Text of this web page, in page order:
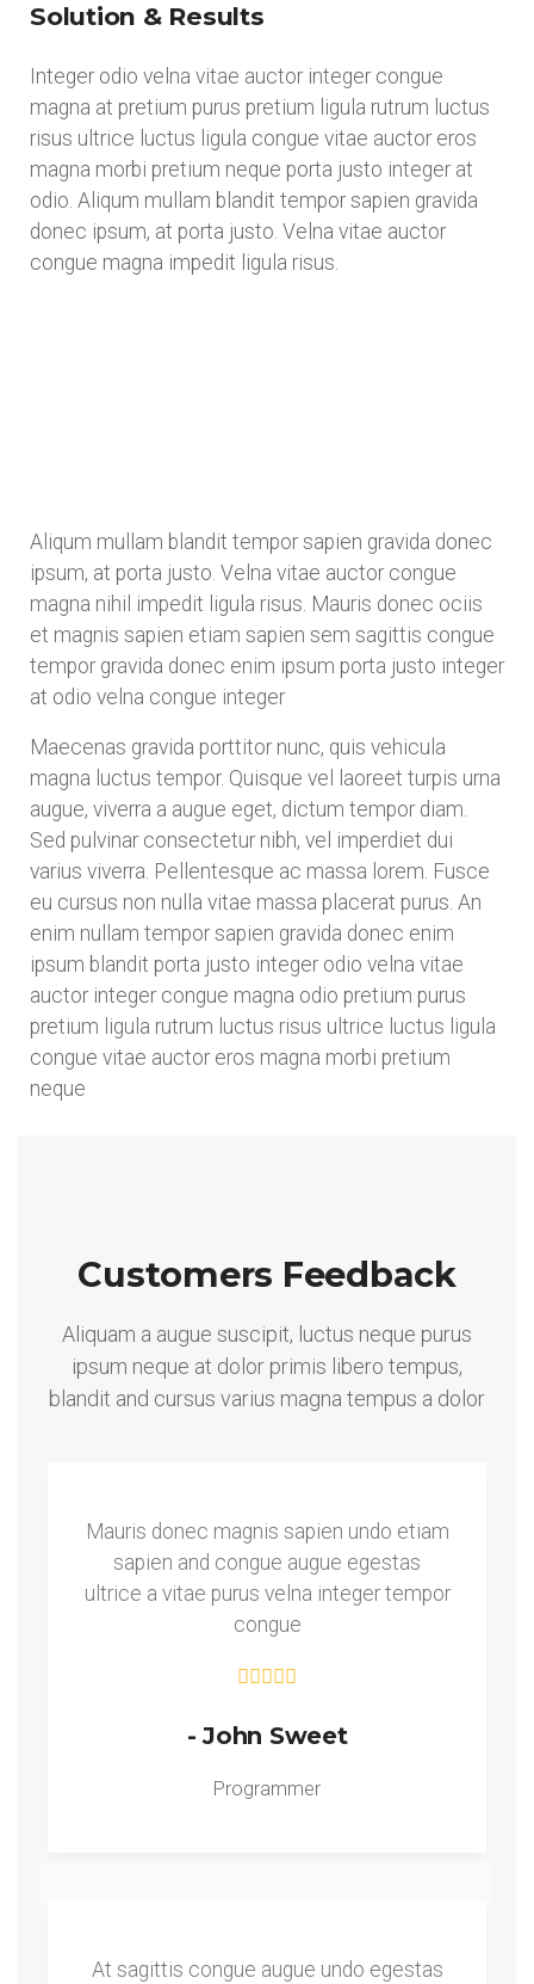
Solution & Results
Integer odio velna vitae auctor integer congue
magna at pretium purus pretium ligula rutrum luctus
risus ultrice luctus ligula congue vitae auctor eros
magna morbi pretium neque porta justo integer at
odio. Aliqum mullam blandit tempor sapien gravida
donec ipsum, at porta justo. Velna vitae auctor
congue magna impedit ligula risus.
Aliqum mullam blandit tempor sapien gravida donec
ipsum, at porta justo. Velna vitae auctor congue
magna nihil impedit ligula risus. Mauris donec ociis
et magnis sapien etiam sapien sem sagittis congue
tempor gravida donec enim ipsum porta justo integer
at odio velna congue integer
Maecenas gravida porttitor nunc, quis vehicula
magna luctus tempor. Quisque vel laoreet turpis urna
augue, viverra a augue eget, dictum tempor diam.
Sed pulvinar consectetur nibh, vel imperdiet dui
varius viverra. Pellentesque ac massa lorem. Fusce
eu cursus non nulla vitae massa placerat purus. An
enim nullam tempor sapien gravida donec enim
ipsum blandit porta justo integer odio velna vitae
auctor integer congue magna odio pretium purus
pretium ligula rutrum luctus risus ultrice luctus ligula
congue vitae auctor eros magna morbi pretium
neque
Customers Feedback
Aliquam a augue suscipit, luctus neque purus
ipsum neque at dolor primis libero tempus,
blandit and cursus varius magna tempus a dolor
Mauris donec magnis sapien undo etiam
sapien and congue augue egestas
ultrice a vitae purus velna integer tempor
congue
- John Sweet
Programmer
At sagittis congue augue undo egestas